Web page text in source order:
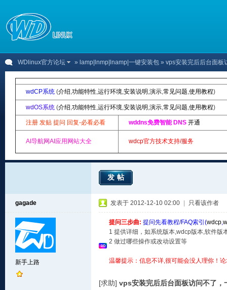
WDlinux官方论坛 » lamp|lnmp|lnamp|一键安装包 » vps安装完后后台面板
wdCP系统 (介绍,功能特性,运行环境,安装说明 ,演示,常见问题,使用教程)
wdOS系统 (介绍,功能特性,运行环境,安装说明 ,演示,常见问题,使用教程)
注册 发贴 提问 回复-必看必看 wddns免费智能 DNS 开通
AI导航网AI应用网站大全 wdcp官方技术支持/服务
发帖
gagade
新手上路
发表于 2012-12-10 02:00 只看该作者
提问三步曲: 提问先看教程/FAQ索引(wdcp,
1 提供详细，如系统版本,wdcp版本,软件版
2 做过哪些操作或改动设置等
温馨提示：信息不详,很可能会没人理你！
[求助] vps安装完后后台面板访问不了，